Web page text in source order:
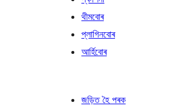
থীমবোৰ
প্লাগিনবোৰ
আৰ্হিবোৰ
জড়িত হৈ পৰক